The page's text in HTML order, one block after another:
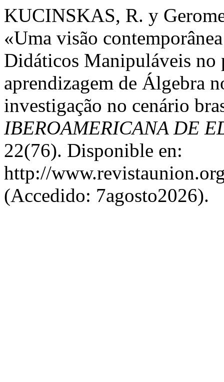
KUCINSKAS, R. y
«Uma visão
Didáticos Manipuláveis no
aprendizagem de Álgebra
investigação no cenário
IBEROAMERICANA DE
22(76). Disponible en:
http://
(Accedido: 7agosto2026).